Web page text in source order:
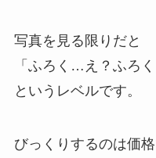
写真を見る限りだと
「ふろく…え？ふろく
というレベルです。
びっくりするのは価